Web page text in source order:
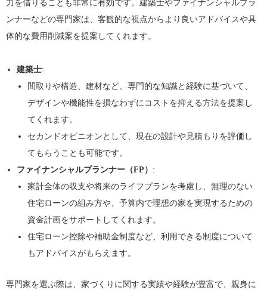
力を借りることも非常に有効です。建築士やファイナンシャルプラ
ンナーなどの専門家は、客観的な視点からより良いアドバイスや具
体的な費用削減案を提案してくれます。
建築士:
間取りや構造、建材など、専門的な知識と経験に基づいて、
デザインや機能性を損なわずにコストを抑える方法を提案し
てくれます。
セカンドオピニオンとして、現在の設計や見積もりを評価し
てもらうことも可能です。
ファイナンシャルプランナー（FP） :
家計全体の収支や将来のライフプランを考慮し、無理のない
住宅ローンの組み方や、予算内で理想の家を実現するための
資金計画をサポートしてくれます。
住宅ローン控除や補助金制度など、利用できる制度について
もアドバイスがもらえます。
専門家を選ぶ際は、家づくりに関する実績や経験が豊富で、親身に